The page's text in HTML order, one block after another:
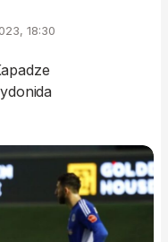
18:30